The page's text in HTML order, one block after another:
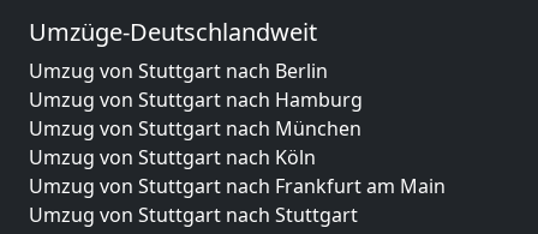
Umzüge-Deutschlandweit
Umzug von Stuttgart nach Berlin
Umzug von Stuttgart nach Hamburg
Umzug von Stuttgart nach München
Umzug von Stuttgart nach Köln
Umzug von Stuttgart nach Frankfurt am Main
Umzug von Stuttgart nach Stuttgart